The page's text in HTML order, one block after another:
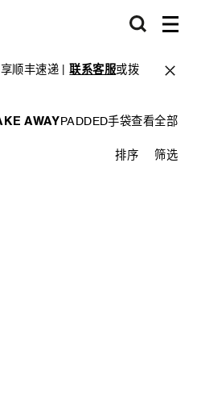
顺丰速递 |联系客服或拨
AWAYPADDED手袋查看全部
排序 筛选